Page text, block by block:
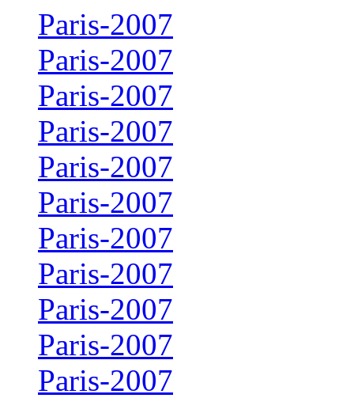
Paris-2007
Paris-2007
Paris-2007
Paris-2007
Paris-2007
Paris-2007
Paris-2007
Paris-2007
Paris-2007
Paris-2007
Paris-2007